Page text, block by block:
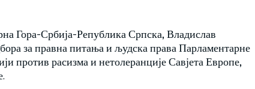
Гора-Србија-Република Српска, Владислав
за правна питања и људска права Парламентарне
против расизма и нетолеранције Савјета Европе,